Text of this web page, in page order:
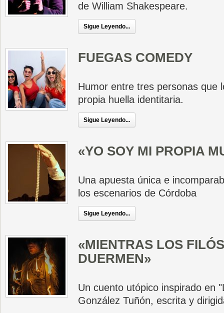
de William Shakespeare.
Sigue Leyendo...
FUEGAS COMEDY
Humor entre tres personas que
propia huella identitaria.
Sigue Leyendo...
«YO SOY MI PROPIA
Una apuesta única e
los escenarios de Córdoba
Sigue Leyendo...
«MIENTRAS LOS
DUERMEN»
Un cuento utópico inspirado en
González Tuñón, escrita y